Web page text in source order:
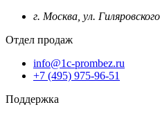
г. Москва, ул.
Отдел продаж
info@1c-prombez.ru
+7 (495) 975-96-51
Поддержка